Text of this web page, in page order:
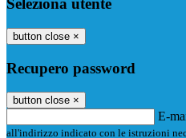
Seleziona utente
button close ×
Recupero password
button close ×
E-
all'indirizzo indicato con le istruzioni